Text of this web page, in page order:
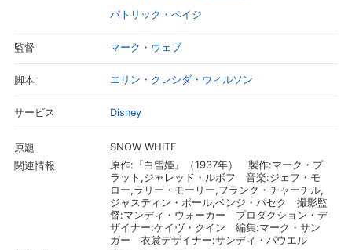
パトリック・ペイジ
監督 マーク・ウェブ
脚本 エリン・クレシダ・ウィルソン
サービス Disney
原題 SNOW WHITE
関連情報
原作:『白雪姫』（1937年） 製作:マーク・プ
ラット,ジャレッド・ルボフ 音楽:ジェフ・モ
ロー,ラリー・モーリー,フランク・チャーチル,
ジャスティン・ポール,ベンジ・パセク 撮影監
督:マンディ・ウォーカー プロダクション・デ
ザイナー:ケイヴ・クイン 編集:マーク・サン
ガー 衣裳デザイナー:サンディ・パウエル